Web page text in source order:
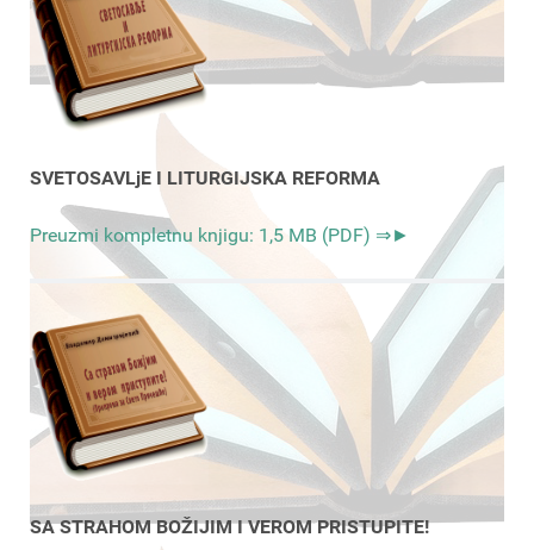
SVETOSAVLjE I LITURGIJSKA REFORMA
Preuzmi kompletnu knjigu: 1,5 MB (PDF) ⇒►
SA STRAHOM BOŽIJIM I VEROM PRISTUPITE!